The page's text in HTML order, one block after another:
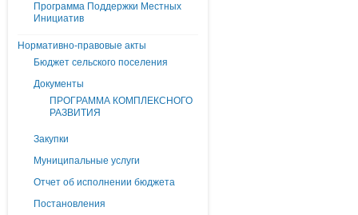
Программа Поддержки Местных
Инициатив
Нормативно-правовые акты
Бюджет сельского поселения
Документы
ПРОГРАММА КОМПЛЕКСНОГО
РАЗВИТИЯ
Закупки
Муниципальные услуги
Отчет об исполнении бюджета
Постановления